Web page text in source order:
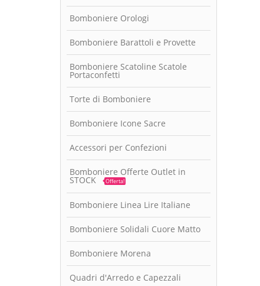
Bomboniere Orologi
Bomboniere Barattoli e Provette
Bomboniere Scatoline Scatole
Portaconfetti
Torte di Bomboniere
Bomboniere Icone Sacre
Accessori per Confezioni
Bomboniere Offerte Outlet in
STOCK Offerta!
Bomboniere Linea Lire Italiane
Bomboniere Solidali Cuore Matto
Bomboniere Morena
Quadri d'Arredo e Capezzali